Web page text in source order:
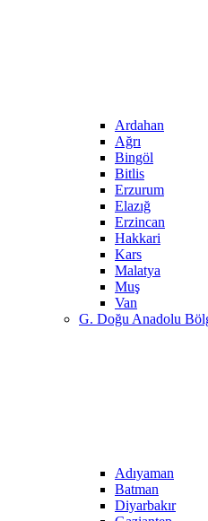
Ardahan
Ağrı
Bingöl
Bitlis
Erzurum
Elazığ
Erzincan
Hakkari
Kars
Malatya
Muş
Van
G. Doğu Anadolu
Adıyaman
Batman
Diyarbakır